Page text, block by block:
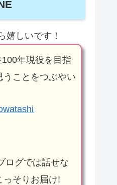
嬉しいです！
年現役を目指
ことをつぶやい
ログでは話せな
っそりお届け!